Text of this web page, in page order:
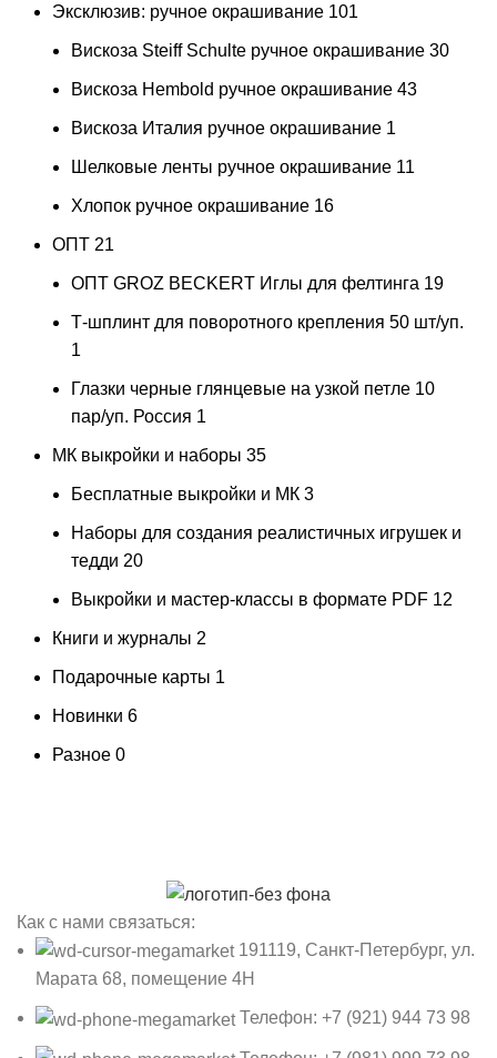
Эксклюзив: ручное окрашивание 101
Вискоза Steiff Schulte ручное окрашивание 30
Вискоза Hembold ручное окрашивание 43
Вискоза Италия ручное окрашивание 1
Шелковые ленты ручное окрашивание 11
Хлопок ручное окрашивание 16
ОПТ 21
ОПТ GROZ BECKERT Иглы для фелтинга 19
Т-шплинт для поворотного крепления 50 шт/уп.
1
Глазки черные глянцевые на узкой петле 10
пар/уп. Россия 1
МК выкройки и наборы 35
Бесплатные выкройки и МК 3
Наборы для создания реалистичных игрушек и
тедди 20
Выкройки и мастер-классы в формате PDF 12
Книги и журналы 2
Подарочные карты 1
Новинки 6
Разное 0
Как с нами связаться:
191119, Санкт-Петербург, ул.
Марата 68, помещение 4Н
Телефон: +7 (921) 944 73 98